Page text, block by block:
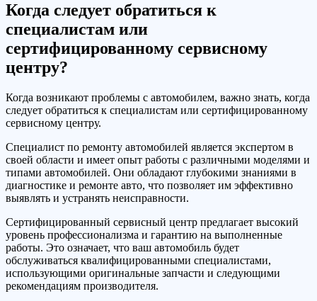
Когда следует обратиться к
специалистам или
сертифицированному сервисному
центру?
Когда возникают проблемы с автомобилем, важно знать, когда
следует обратиться к специалистам или сертифицированному
сервисному центру.
Специалист по ремонту автомобилей является экспертом в
своей области и имеет опыт работы с различными моделями и
типами автомобилей. Они обладают глубокими знаниями в
диагностике и ремонте авто, что позволяет им эффективно
выявлять и устранять неисправности.
Сертифицированный сервисный центр предлагает высокий
уровень профессионализма и гарантию на выполненные
работы. Это означает, что ваш автомобиль будет
обслуживаться квалифицированными специалистами,
использующими оригинальные запчасти и следующими
рекомендациям производителя.